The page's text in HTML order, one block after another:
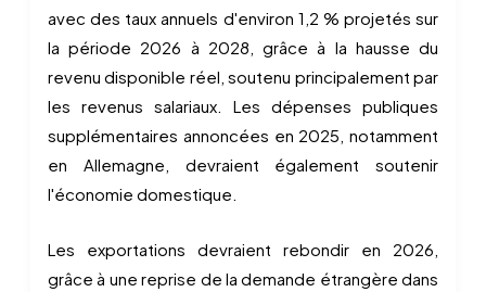
avec des taux annuels d'environ 1,2 % projetés sur
la période 2026 à 2028, grâce à la hausse du
revenu disponible réel, soutenu principalement par
les revenus salariaux. Les dépenses publiques
supplémentaires annoncées en 2025, notamment
en Allemagne, devraient également soutenir
l'économie domestique.
Les exportations devraient rebondir en 2026,
grâce à une reprise de la demande étrangère dans